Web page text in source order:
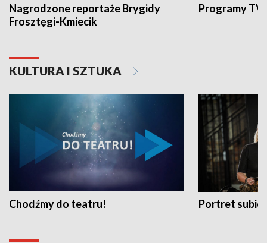
Nagrodzone reportaże Brygidy
Frosztęgi-Kmiecik
Programy
KULTURA I SZTUKA
Chodźmy do teatru! Portret